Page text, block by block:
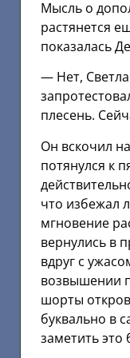
Мысль о
растянется
показалась
— Нет,
плесень.
Он вскочил
потянулся к
что избежал
мгновение
вернулись в
вдруг с
возвышении
шорты
буквально в
заметить